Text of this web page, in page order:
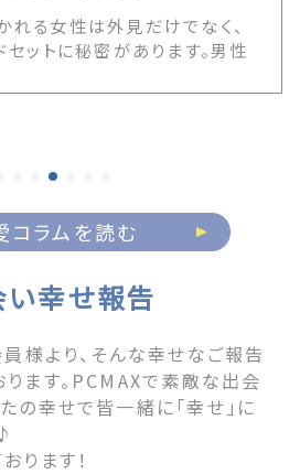
れる女性は外見だけでなく、
セットに秘密があります。男性
慣、愛され女性になるための
きます。 The post 【いい女の
on 出会いマッチング
コラムを読む
い幸せ報告
様より、そんな幸せなご報告
ます。PCMAXで素敵な出会
の幸せで皆一緒に「幸せ」に
ります！